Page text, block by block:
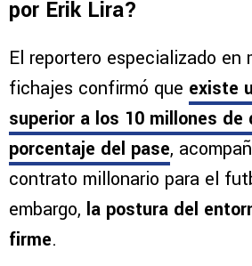
por Erik Lira?
El reportero especializado en
fichajes confirmó que existe
superior a los 10 millones de
porcentaje del pase,
contrato millonario para el
embargo, la postura del
firme.